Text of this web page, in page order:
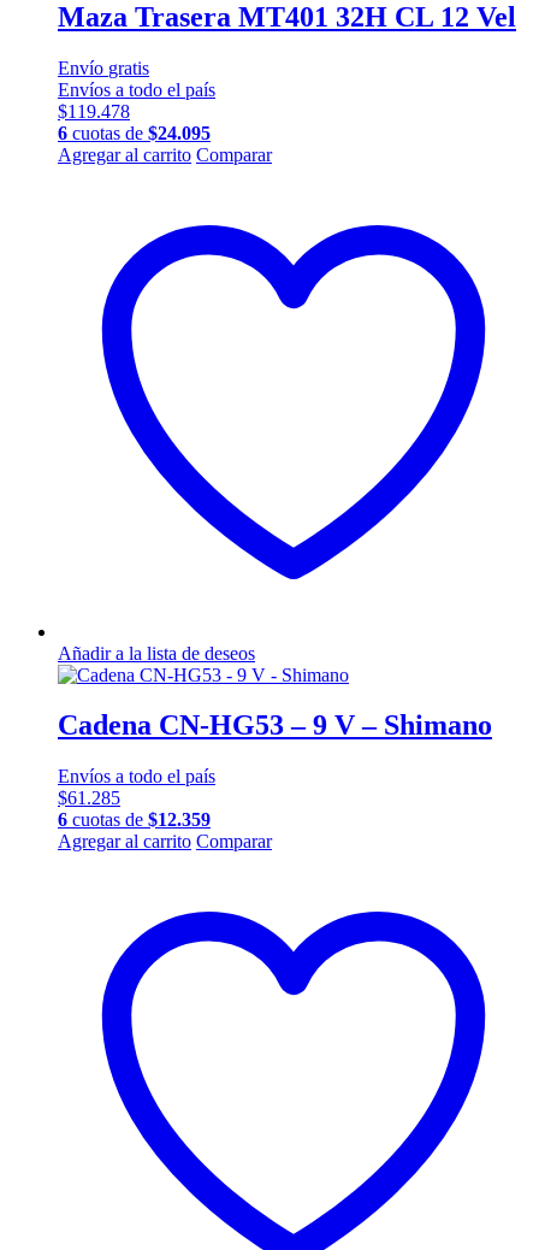
Maza Trasera MT401 32H CL 12 Vel
Envío gratis
Envíos a todo el país
$119.478
6 cuotas de $24.095
Agregar al carrito Comparar
Añadir a la lista de deseos
Cadena CN-HG53 – 9 V – Shimano
Envíos a todo el país
$61.285
6 cuotas de $12.359
Agregar al carrito Comparar